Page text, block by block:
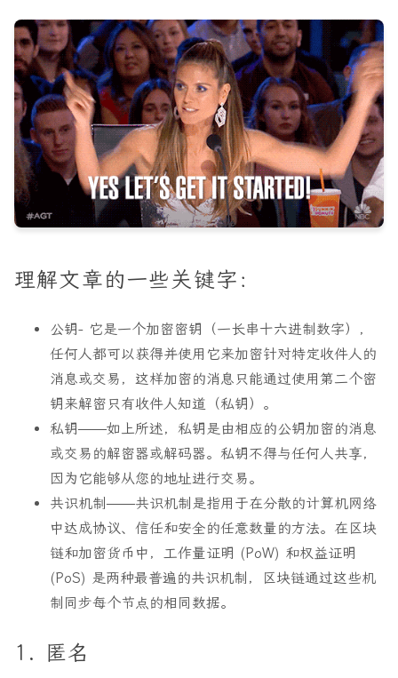
理解文章的一些关键字：
公钥- 它是一个加密密钥（一长串十六进制数字），
任何人都可以获得并使用它来加密针对特定收件人的
消息或交易，这样加密的消息只能通过使用第二个密
钥来解密只有收件人知道（私钥）。
私钥——如上所述，私钥是由相应的公钥加密的消息
或交易的解密器或解码器。私钥不得与任何人共享，
因为它能够从您的地址进行交易。
共识机制——共识机制是指用于在分散的计算机网络
中达成协议、信任和安全的任意数量的方法。在区块
链和加密货币中，工作量证明 (PoW) 和权益证明
(PoS) 是两种最普遍的共识机制，区块链通过这些机
制同步每个节点的相同数据。
1. 匿名